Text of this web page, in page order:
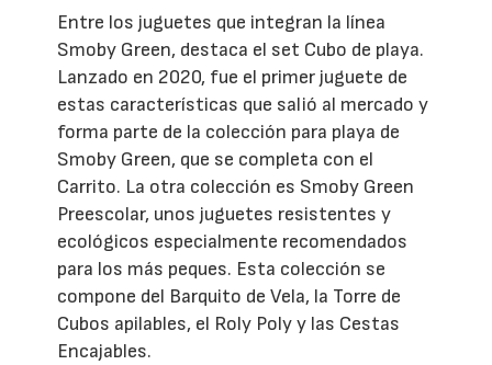
Entre los juguetes que integran la línea
Smoby Green, destaca el set Cubo de playa.
Lanzado en 2020, fue el primer juguete de
estas características que salió al mercado y
forma parte de la colección para playa de
Smoby Green, que se completa con el
Carrito. La otra colección es Smoby Green
Preescolar, unos juguetes resistentes y
ecológicos especialmente recomendados
para los más peques. Esta colección se
compone del Barquito de Vela, la Torre de
Cubos apilables, el Roly Poly y las Cestas
Encajables.